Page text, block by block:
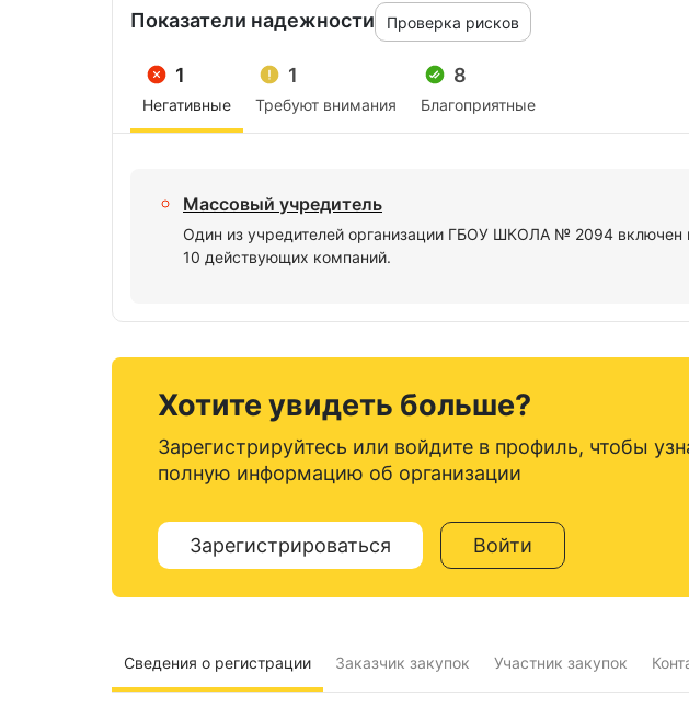
Показатели надежности Проверка рисков
1
Негативные
1
Требуют внимания
8
Благоприятные
Массовый учредитель
Один из учредителей организации ГБОУ ШКОЛА № 2094
10 действующих компаний.
Хотите увидеть больше?
Зарегистрируйтесь или войдите в профиль, чтобы
полную информацию об организации
Зарегистрироваться Войти
Сведения о регистрации Заказчик закупок Участник закупок